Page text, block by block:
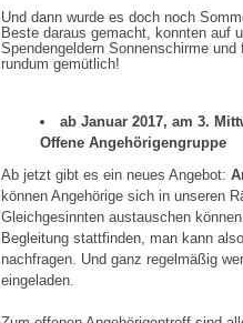
Und dann wurde es doch noch
Beste daraus gemacht, konnten auf
Spendengeldern Sonnenschirme
rundum gemütlich!
ab Januar 2017, am 3.
Offene Angehörigengruppe
Ab jetzt gibt es ein neues Angebot:
können Angehörige sich in unseren
Gleichgesinnten austauschen
Begleitung stattfinden, man kann
nachfragen. Und ganz regelmäßig
eingeladen.